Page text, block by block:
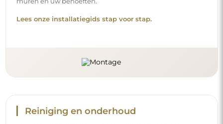
Lees onze installatiegids stap voor stap.
Reiniging en onderhoud